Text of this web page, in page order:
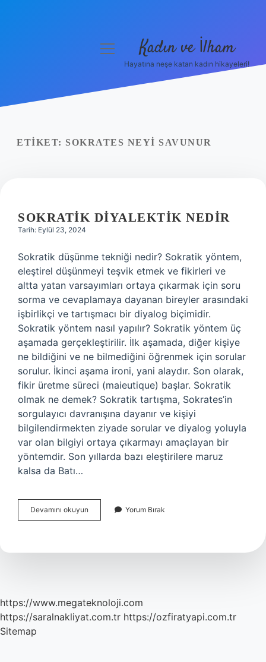
Yasal Uyarı
menüyü
Kadın ve İlham
Hayatına neşe katan kadın hikayeleri!
ETIKET: SOKRATES NEYI SAVUNUR
SOKRATIK DIYALEKTIK NEDIR
Tarih: Eylül 23, 2024
Sokratik düşünme tekniği nedir? Sokratik yöntem,
eleştirel düşünmeyi teşvik etmek ve fikirleri ve
altta yatan varsayımları ortaya çıkarmak için soru
sorma ve cevaplamaya dayanan bireyler arasındaki
işbirlikçi ve tartışmacı bir diyalog biçimidir.
Sokratik yöntem nasıl yapılır? Sokratik yöntem üç
aşamada gerçekleştirilir. İlk aşamada, diğer kişiye
ne bildiğini ve ne bilmediğini öğrenmek için sorular
sorulur. İkinci aşama ironi, yani alaydır. Son olarak,
fikir üretme süreci (maieutique) başlar. Sokratik
olmak ne demek? Sokratik tartışma, Sokrates’in
sorgulayıcı davranışına dayanır ve kişiyi
bilgilendirmekten ziyade sorular ve diyalog yoluyla
var olan bilgiyi ortaya çıkarmayı amaçlayan bir
yöntemdir. Son yıllarda bazı eleştirilere maruz
kalsa da Batı…
Devamını okuyun Sokratik
Diyalektik
Yorum Bırak
https://www.megateknoloji.com
https://saralnakliyat.com.tr https://ozfiratyapi.com.tr
Sitemap